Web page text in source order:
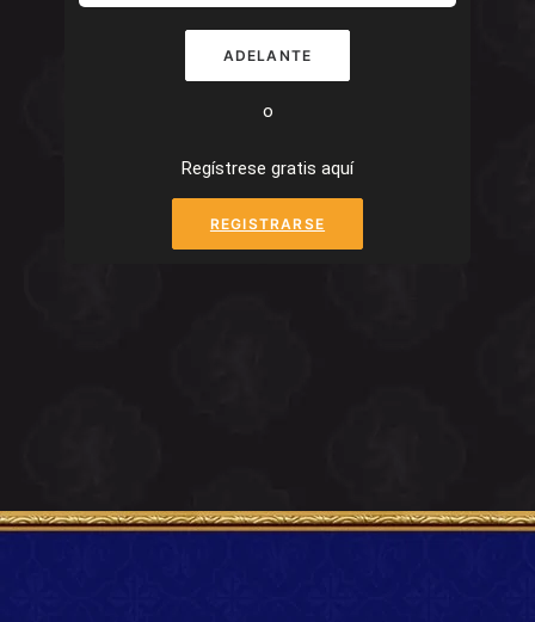
ADELANTE
o
Regístrese gratis aquí
REGISTRARSE